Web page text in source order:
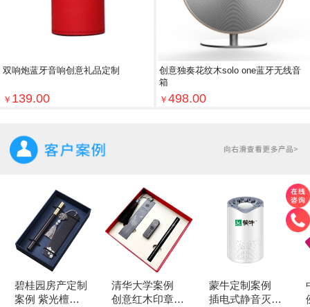
双响炮蓝牙音响创意礼品定制
￥ 139.00
创意独奏花纹木solo one蓝牙无线音
箱
￥ 498.00
碧桂园房产定制
案例 紫光檀书
清华大学案例
创意红木印章
蒙牛定制案例
插电式静音灭蚊
例